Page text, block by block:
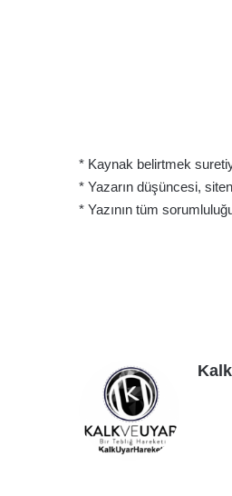
* Kaynak belirtmek
* Yazarın düşüncesi,
* Yazının tüm